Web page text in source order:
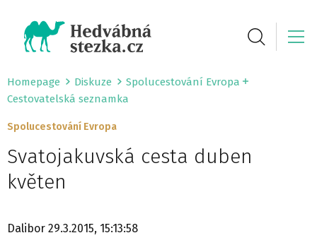
Homepage Diskuze
Spolucestování Evropa
Cestovatelská seznamka
Spolucestování Evropa
Svatojakuvská cesta duben
květen
Dalibor 29.3.2015, 15:13:58